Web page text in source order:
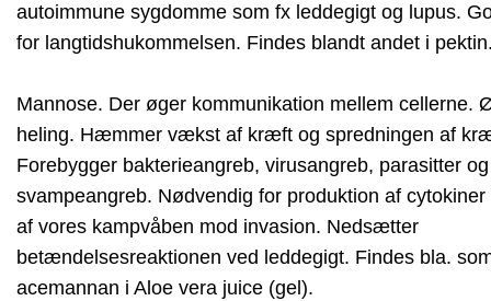
autoimmune sygdomme som fx leddegigt og lupus.
for langtidshukommelsen. Findes blandt andet i
Mannose. Der øger kommunikation mellem cellerne.
heling. Hæmmer vækst af kræft og spredningen af
Forebygger bakterieangreb, virusangreb, parasitter og
svampeangreb. Nødvendig for produktion af cytokiner
af vores kampvåben mod invasion. Nedsætter
betændelsesreaktionen ved leddegigt. Findes bla.
acemannan i Aloe vera juice (gel).